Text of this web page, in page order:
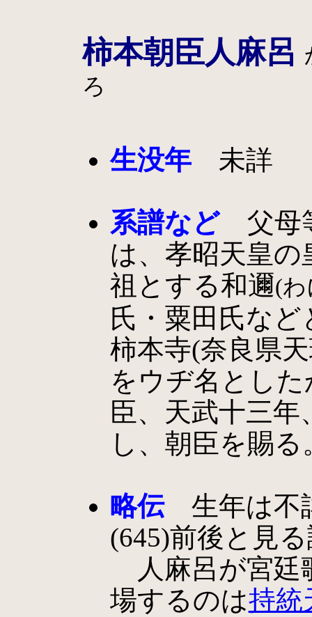
柿本朝臣人麻呂
ろ
生没年未詳
系譜など父母
は、孝昭天皇の
祖とする和邇(わ
氏・粟田氏な
柿本寺(奈良県
をウヂ名とし
臣、天武十三
し、朝臣を賜る
略伝生年は不
(645)前後と見
人麻呂が宮廷
場するのは持統